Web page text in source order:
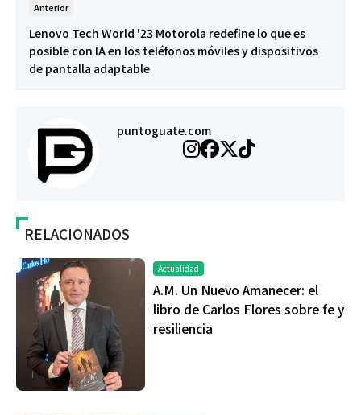
Anterior
Lenovo Tech World '23 Motorola redefine lo que es
posible con IA en los teléfonos móviles y dispositivos
de pantalla adaptable
puntoguate.com
RELACIONADOS
Actualidad
A.M. Un Nuevo Amanecer: el
libro de Carlos Flores sobre fe y
resiliencia